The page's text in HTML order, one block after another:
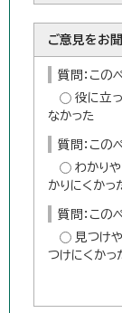
ご意見をお
質問：この
役に立
なかった
質問：この
わかり
かりにくかっ
質問：この
見つけ
つけにくかっ